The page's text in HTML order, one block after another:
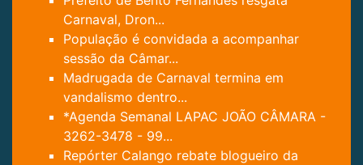
Carnaval, Dron...
População é convidada a acompanhar
sessão da Câmar...
Madrugada de Carnaval termina em
vandalismo dentro...
*Agenda Semanal LAPAC JOÃO CÂMARA -
3262-3478 - 99...
Repórter Calango rebate blogueiro da